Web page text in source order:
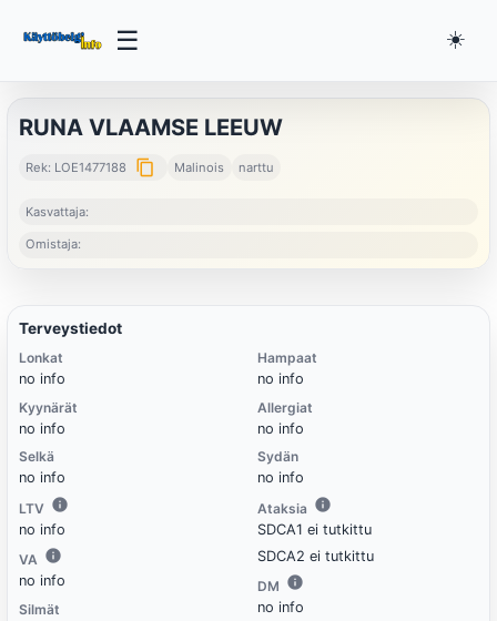
☰ ☀️
RUNA VLAAMSE LEEUW
Rek: LOE1477188 content_copy Malinois narttu
Kasvattaja:
Omistaja:
Terveystiedot
Lonkat
no info
Kyynärät
no info
Selkä
no info
LTV
no info
VA
no info
Silmät
Hampaat
no info
Allergiat
no info
Sydän
no info
Ataksia
SDCA1 ei tutkittu
SDCA2 ei tutkittu
DM
no info